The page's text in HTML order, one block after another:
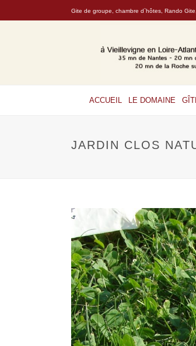
Gite de groupe, chambre d`hôtes, Rando
ACCUEIL LE DOMAINE
JARDIN CLOS